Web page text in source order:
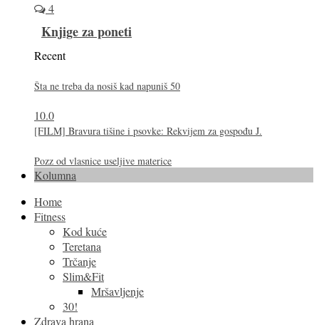
4
Knjige za poneti
Recent
Šta ne treba da nosiš kad napuniš 50
10.0
[FILM] Bravura tišine i psovke: Rekvijem za gospođu J.
Pozz od vlasnice useljive materice
Kolumna
Home
Fitness
Kod kuće
Teretana
Trčanje
Slim&Fit
Mršavljenje
30!
Zdrava hrana